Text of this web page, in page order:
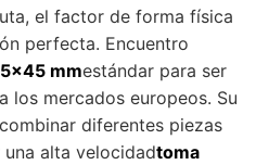
el factor de forma física
perfecta. Encuentro
mmestándar para ser
los mercados europeos. Su
diferentes piezas
alta velocidadtoma